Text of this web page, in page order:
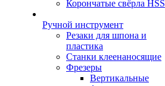
Корончатые свёрла HSS
Ручной инструмент
Резаки для шпона и
пластика
Станки клеенаносящие
Фрезеры
Вертикальные